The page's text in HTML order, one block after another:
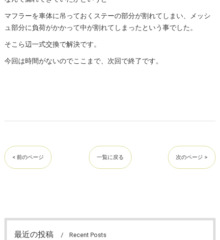
マフラーを車体に吊っておくステーの部分が割れてしまい、メッシ
ュ部分に負荷がかかって中が割れてしまったという事でした。
そこら辺一式交換で解決です。
今回は時間がないのでここまで、次回で終了です。
< 前のページ 一覧に戻る 次のページ >
最近の投稿 Recent Posts